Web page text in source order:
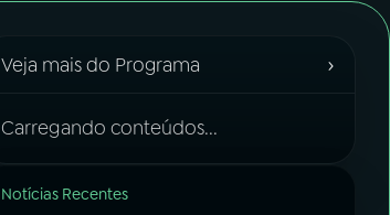
Veja mais do Programa ›
Carregando conteúdos...
Notícias Recentes